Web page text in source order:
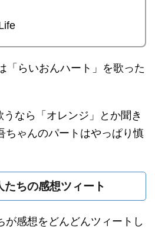
「らいおんハート」を歌った
なら「オレンジ」とか聞き
ちゃんのパートはやっぱり慎
たちの感想ツィート
が感想をどんどんツィートし